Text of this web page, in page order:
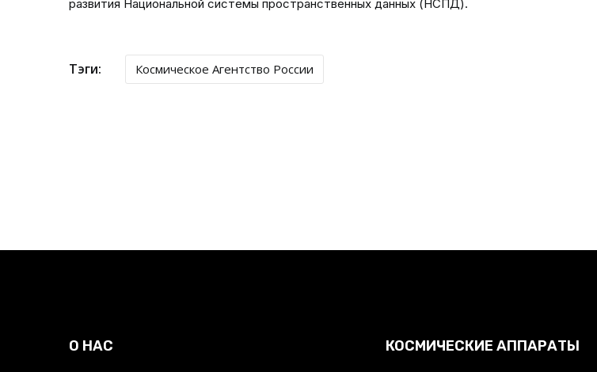
развития Национальной системы пространственных данных (НСПД).
Тэги: Космическое Агентство России
О НАС КОСМИЧЕСКИЕ АППАРАТЫ